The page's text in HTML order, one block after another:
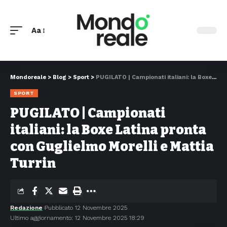
Aa
Mondoreale > Blog > Sport > PUGILATO | Campionati italiani: la Boxe Latina pronta con Guglielmo Morelli e Mattia Turrin
SPORT
PUGILATO | Campionati
italiani: la Boxe Latina pronta
con Guglielmo Morelli e Mattia
Turrin
Ultimo aggiornamento: 12 Novembre 2025 18:29
Redazione Pubblicato 12 Novembre 2025